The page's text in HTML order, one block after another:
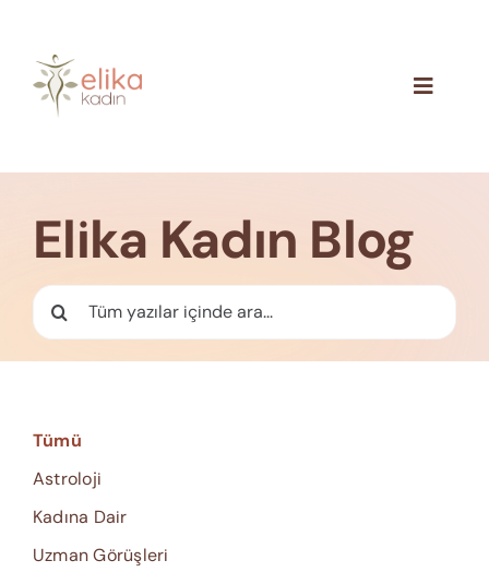
content
Toggle
İletişim
Elika Kadın Blog
Ara:
Tümü
Astroloji
Kadına Dair
Uzman Görüşleri